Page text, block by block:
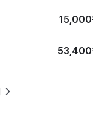
15,000
53,400